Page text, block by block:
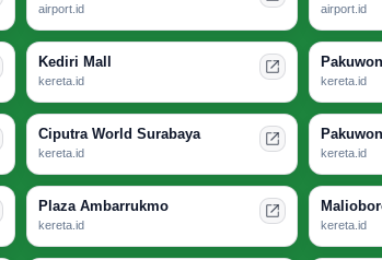
airport.id airport.id
Kediri Mall
kereta.id kereta.id
Ciputra World Surabaya
kereta.id kereta.id
Plaza Ambarrukmo
kereta.id kereta.id